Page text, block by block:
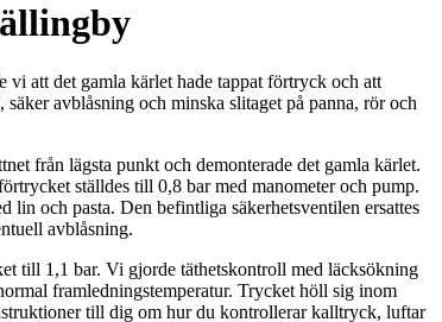
att det gamla kärlet hade tappat förtryck och att
avblåsning och minska slitaget på panna, rör och
från lägsta punkt och demonterade det gamla kärlet.
ställdes till 0,8 bar med manometer och pump.
lin och pasta. Den befintliga säkerhetsventilen ersattes
avblåsning.
till 1,1 bar. Vi gjorde täthetskontroll med läcksökning
framledningstemperatur. Trycket höll sig inom
till dig om hur du kontrollerar kalltryck, luftar